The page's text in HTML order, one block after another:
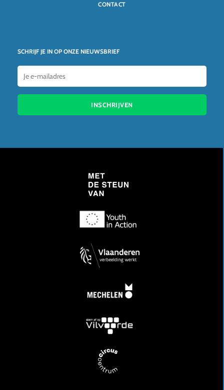
SCHRIJF JE IN OP ONZE NIEUWSBRIEF
INSCHRIJVEN
CONTACT